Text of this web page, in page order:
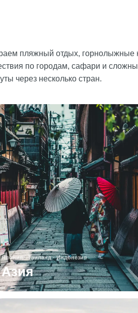
пляжный отдых, горнолыжные
по городам, сафари и
через несколько стран.
Япония · Таиланд · Индонезия
Азия